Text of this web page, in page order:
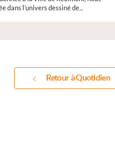
dans l’univers dessiné de...
Retour à Quotidien